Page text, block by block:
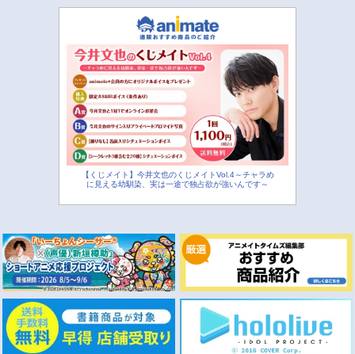
【くじメイト】今井文也のくじメイトVol.4～チャラめ
に見える幼馴染、実は一途で独占欲が強いんです～